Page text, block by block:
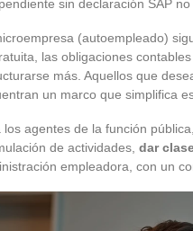
sin declaración SAP
(autoempleado)
las obligaciones
más. Aquellos que
un marco que simplifica
los agentes de la función
de actividades, dar
empleadora, con un